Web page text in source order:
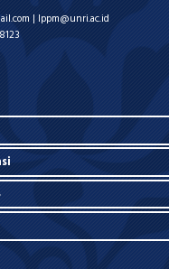
| lppm@unri.ac.id